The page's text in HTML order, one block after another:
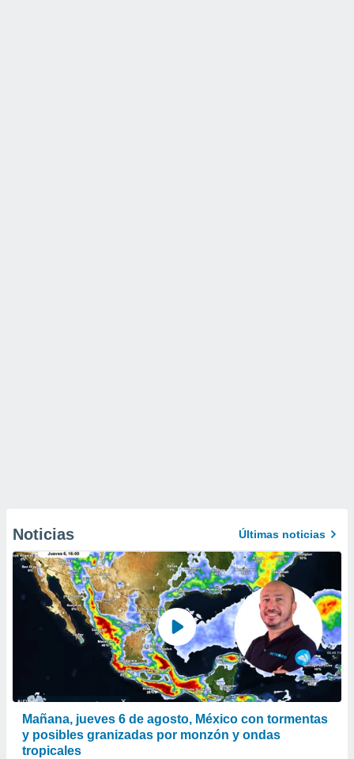
Noticias Últimas noticias
Mañana, jueves 6 de agosto, México con tormentas
y posibles granizadas por monzón y ondas
tropicales